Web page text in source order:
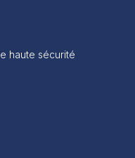
haute sécurité